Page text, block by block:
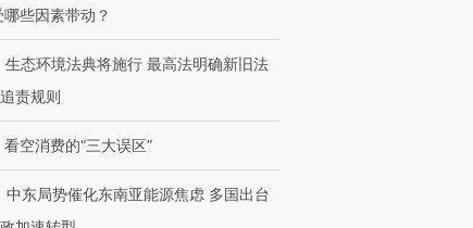
些因素带动？
生态环境法典将施行 最高法明确新旧法
责规则
看空消费的“三大误区”
中东局势催化东南亚能源焦虑 多国出台